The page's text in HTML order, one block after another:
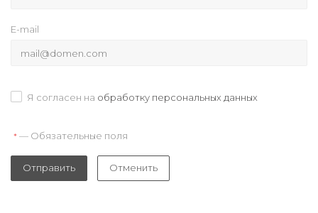
E-mail
Я согласен на обработку персональных данных
* — Обязательные поля
Отправить Отменить